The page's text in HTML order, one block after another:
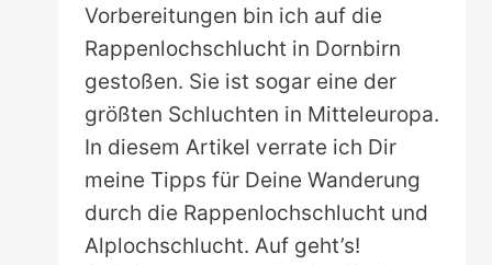
Vorbereitungen bin ich auf die
Rappenlochschlucht in Dornbirn
gestoßen. Sie ist sogar eine der
größten Schluchten in Mitteleuropa.
In diesem Artikel verrate ich Dir
meine Tipps für Deine Wanderung
durch die Rappenlochschlucht und
Alplochschlucht. Auf geht’s!